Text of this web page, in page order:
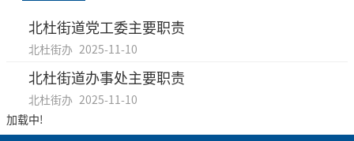
北杜街道党工委主要职责
北杜街办 2025-11-10
北杜街道办事处主要职责
北杜街办 2025-11-10
加载中!